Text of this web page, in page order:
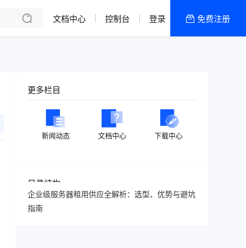
香港精品CN2云
文档中心 控制台 登录 免费注册
更多栏目
新闻动态 文档中心 下载中心
目录结构
企业级服务器租用供应全解析：选型、优势与避坑
指南